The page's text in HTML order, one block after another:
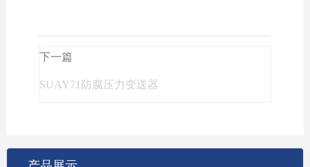
下一篇
SUAY71防腐压力变送器